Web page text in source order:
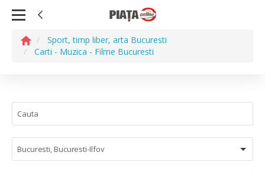
Sport, timp liber, arta Bucuresti
Carti - Muzica - Filme Bucuresti
Bucuresti, Bucuresti-Ilfov